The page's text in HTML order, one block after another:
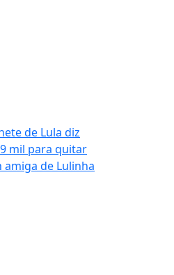
de Lula diz
mil para quitar
de Lulinha